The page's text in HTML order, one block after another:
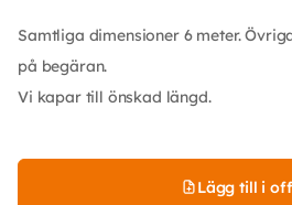
Samtliga dimensioner 6 meter.
på begäran.
Vi kapar till önskad längd.
Lägg till i